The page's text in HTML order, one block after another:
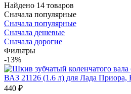
Найдено 14 товаров
Сначала популярные
Сначала популярные
Сначала дешевые
Сначала дорогие
Фильтры
-13%
440 ₽